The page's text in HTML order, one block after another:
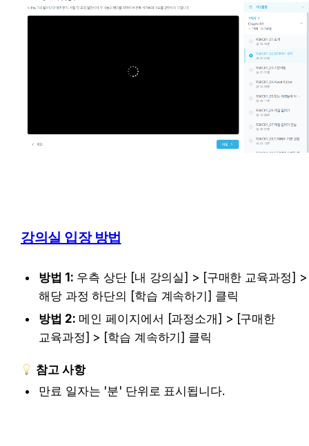
강의실 입장 방법
방법 1: 우측 상단 [내 강의실] > [구매한 교육과정] >
해당 과정 하단의 [학습 계속하기] 클릭
방법 2: 메인 페이지에서 [과정소개] > [구매한
교육과정] > [학습 계속하기] 클릭
참고 사항
만료 일자는 '분' 단위로 표시됩니다.